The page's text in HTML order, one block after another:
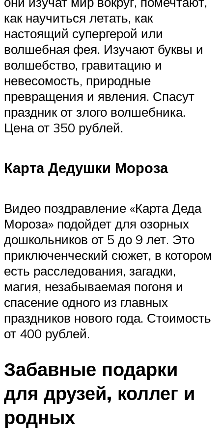
как научиться летать, как
настоящий супергерой или
волшебная фея. Изучают буквы и
волшебство, гравитацию и
невесомость, природные
превращения и явления. Спасут
праздник от злого волшебника.
Цена от 350 рублей.
Карта Дедушки Мороза
Видео поздравление «Карта Деда
Мороза» подойдет для озорных
дошкольников от 5 до 9 лет. Это
приключенческий сюжет, в котором
есть расследования, загадки,
магия, незабываемая погоня и
спасение одного из главных
праздников нового года. Стоимость
от 400 рублей.
Забавные подарки
для друзей, коллег и
родных